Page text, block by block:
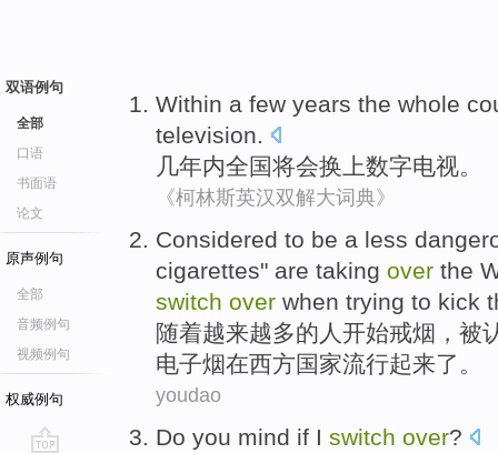
双语例句
全部
口语
书面语
论文
原声例句
全部
音频例句
视频例句
权威例句
Within a few years the whole
television.
几年内全国将会换上数字电视。
《柯林斯英汉双解大词典》
Considered to be a less
cigarettes" are taking over the
switch over when trying to kick
随着越来越多的人开始戒烟 ， 被
电子烟在西方国家流行起来了。
youdao
Do you mind if I switch over?